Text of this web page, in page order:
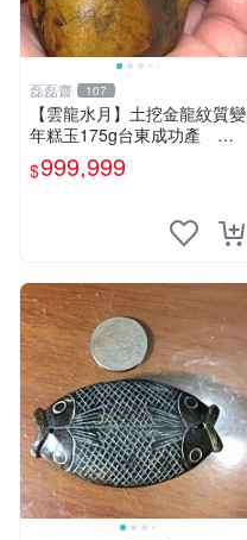
磊磊齋 107
【雲龍水月】土挖金龍紋質變
年糕玉175g台東成功產 磊
磊齋寄石代客製石雕研磨拋光
養護盤珠東玉東海岸心臟石黑
$999,999